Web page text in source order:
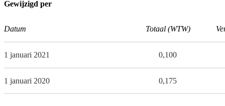
Gewijzigd per
Datum Totaal (WTW)
1 januari 2021 0,100
1 januari 2020 0,175